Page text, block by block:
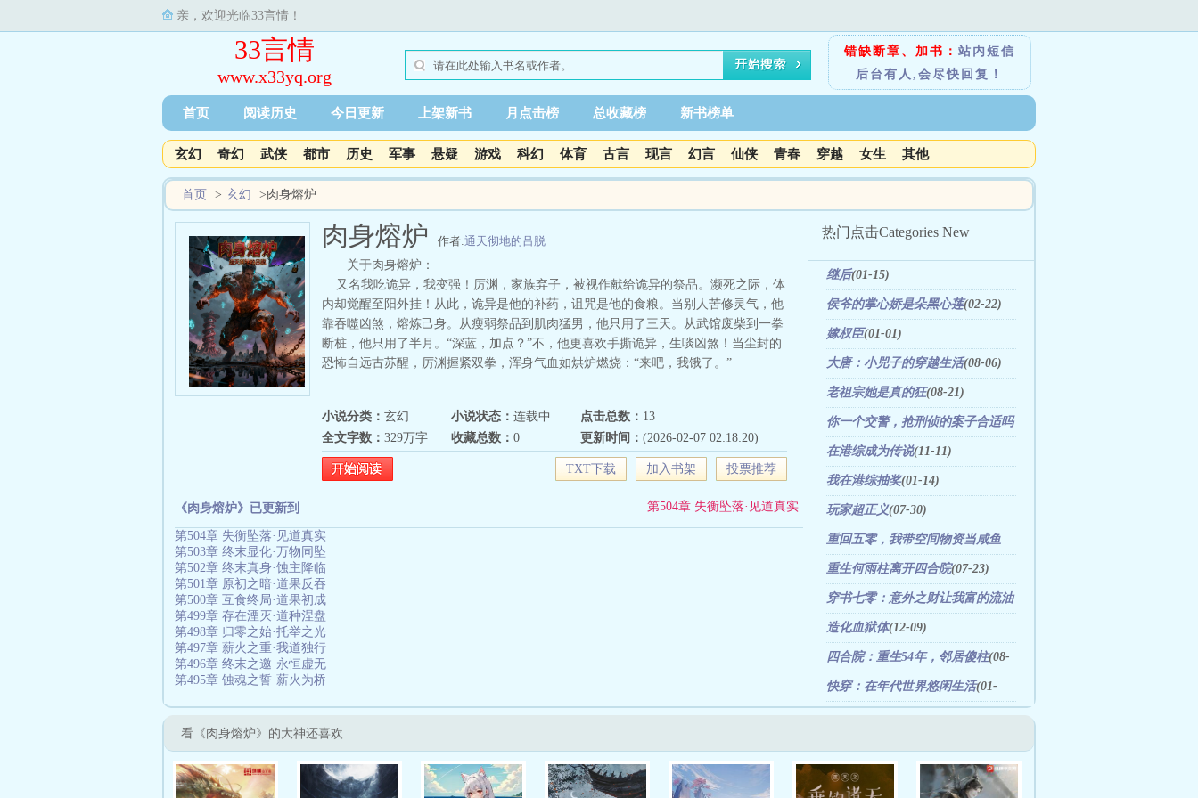
亲，欢迎光临33言情！
33言情
www.x33yq.org
错缺断章、加书： 站内短信
后台有人,会尽快回复！
首页 阅读历史 今日更新 上架新书 月点击榜 总收藏榜 新书榜单
玄幻 奇幻 武侠 都市 历史 军事 悬疑 游戏 科幻 体育 古言 现言 幻言 仙侠 青春 穿越 女生 其他
首页 > 玄幻 >肉身熔炉
肉身熔炉 作者:通天彻地的吕脱
关于肉身熔炉：
又名我吃诡异，我变强！厉渊，家族弃子，被视作献给诡异的祭品。濒死之际，体
内却觉醒至阳外挂！从此，诡异是他的补药，诅咒是他的食粮。当别人苦修灵气，他
靠吞噬凶煞，熔炼己身。从瘦弱祭品到肌肉猛男，他只用了三天。从武馆废柴到一拳
断桩，他只用了半月。“深蓝，加点？”不，他更喜欢手撕诡异，生啖凶煞！当尘封的
恐怖自远古苏醒，厉渊握紧双拳，浑身气血如烘炉燃烧：“来吧，我饿了。”
小说分类： 玄幻 小说状态： 连载中 点击总数： 13
全文字数： 329万字 收藏总数： 0 更新时间： (2026-02-07 02:18:20)
TXT下载 加入书架 投票推荐
《肉身熔炉》已更新到 第504章 失衡坠落·见道真实
第504章 失衡坠落·见道真实
第503章 终末显化·万物同坠
第502章 终末真身·蚀主降临
第501章 原初之暗·道果反吞
第500章 互食终局·道果初成
第499章 存在湮灭·道种涅盘
第498章 归零之始·托举之光
第497章 薪火之重·我道独行
第496章 终末之邀·永恒虚无
第495章 蚀魂之誓·薪火为桥
热门点击Categories New
继后(01-15)
侯爷的掌心娇是朵黑心莲(02-22)
嫁权臣(01-01)
大唐：小兕子的穿越生活(08-06)
老祖宗她是真的狂(08-21)
你一个交警，抢刑侦的案子合适吗
(09-08)
在港综成为传说(11-11)
我在港综抽奖(01-14)
玩家超正义(07-30)
重回五零，我带空间物资当咸鱼
(11-25)
重生何雨柱离开四合院(07-23)
穿书七零：意外之财让我富的流油
(06-04)
造化血狱体(12-09)
四合院：重生54年，邻居傻柱(08-
15)
快穿：在年代世界悠闲生活(01-
看《肉身熔炉》的大神还喜欢